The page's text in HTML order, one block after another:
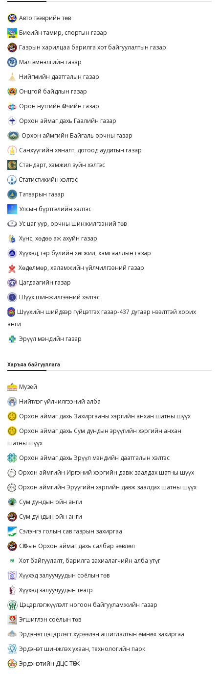
Авто тээврийн төв
Биеийн тамир, спортын газар
Газрын харилцаа барилга хот байгуулалтын газар
Мал эмнэлгийн газар
Нийгмийн даатгалын газар
Онцгой байдлын газар
Орон нутгийн Өмчийн газар
Орхон аймаг дахь Гаалийн газар
Орхон аймгийн Байгаль орчны газар
Санхүүгийн хяналт, дотоод аудитын газар
Стандарт, хэмжил зүйн хэлтэс
Статистикийн хэлтэс
Татварын газар
Улсын бүртгэлийн хэлтэс
Ус цаг уур, орчны шинжилгээний төв
Хүнс, хөдөө аж ахуйн газар
Хүүхэд, гэр бүлийн хөгжил, хамгааллын газар
Хөдөлмөр, халамжийн үйлчилгээний газар
Цагдаагийн газар
Шүүх шинжилгээний хэлтэс
Шүүхийн шийдвэр гүйцэтгэх газар-437 дугаар нээлттэй хорих
анги
Эрүүл мэндийн газар
Харъяа байгууллага
Музей
Нийтлэг үйлчилгээний алба
Орхон аймаг дахь Захиргааны хэргийн анхан шатны шүүх
Орхон аймаг дахь Сум дундын эрүүгийн хэргийн анхан
шатны шүүх
Орхон аймаг дахь Эрүүл мэндийн даатгалын хэлтэс
Орхон аймгийн Иргэний хэргийн давж заалдах шатны шүүх
Орхон аймгийн Эрүүгийн хэргийн давж заалдах шатны шүүх
Сум дундын ойн анги
Сум дундын ойн анги
Сэлэнгэ голын сав газрын захиргаа
СӨХ-ын Орхон аймаг дахь салбар зөвлөл
Хот байгуулалт, барилга захиалагчийн алба утүг
Хүүхэд залуучуудын соёлын төв
Хүүхэд залуучуудын театр
Цэцэрлэгжүүлэлт ногоон байгууламжийн газар
Эгшиглэн соёлын төв
Эрдэнэт цэцэрлэгт хүрээлэн ашиглалтын өмнөх захиргаа
Эрдэнэт шинжлэх ухаан, технологийн парк
Эрдэнэтийн ДЦС ТӨХК